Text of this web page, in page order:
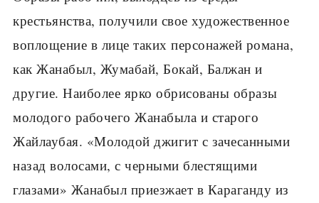
крестьянства, получили свое художественное
воплощение в лице таких персонажей романа,
как Жанабыл, Жумабай, Бокай, Балжан и
другие. Наиболее ярко обрисованы образы
молодого рабочего Жанабыла и старого
Жайлаубая. «Молодой джигит с зачесанными
назад волосами, с черными блестящими
глазами» Жанабыл приезжает в Караганду из